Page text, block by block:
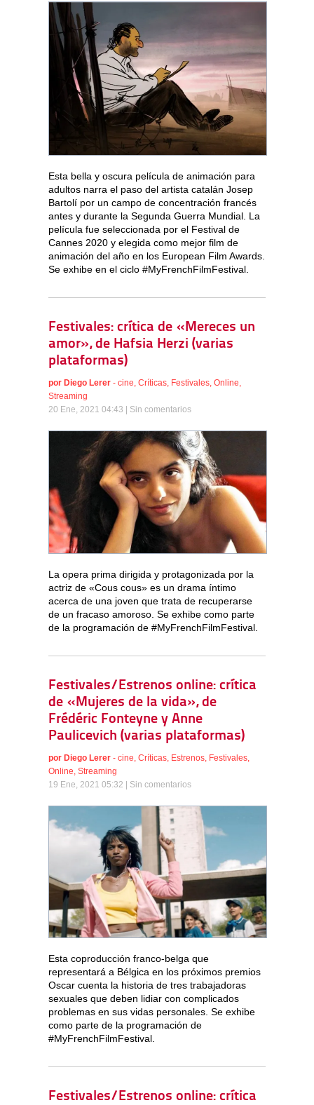
Esta bella y oscura película de animación para
adultos narra el paso del artista catalán Josep
Bartolí por un campo de concentración francés
antes y durante la Segunda Guerra Mundial. La
película fue seleccionada por el Festival de
Cannes 2020 y elegida como mejor film de
animación del año en los European Film Awards.
Se exhibe en el ciclo #MyFrenchFilmFestival.
Festivales: crítica de «Mereces un
amor», de Hafsia Herzi (varias
plataformas)
por Diego Lerer - cine Críticas Festivales Online
Streaming
20 Ene, 2021 04:43 | Sin comentarios
La opera prima dirigida y protagonizada por la
actriz de «Cous cous» es un drama íntimo
acerca de una joven que trata de recuperarse
de un fracaso amoroso. Se exhibe como parte
de la programación de #MyFrenchFilmFestival.
Festivales/Estrenos online: crítica
de «Mujeres de la vida», de
Frédéric Fonteyne y Anne
Paulicevich (varias plataformas)
por Diego Lerer - cine, Críticas, Estrenos, Festivales,
Online, Streaming
19 Ene, 2021 05:32 | Sin comentarios
Esta coproducción franco-belga que
representará a Bélgica en los próximos premios
Oscar cuenta la historia de tres trabajadoras
sexuales que deben lidiar con complicados
problemas en sus vidas personales. Se exhibe
como parte de la programación de
#MyFrenchFilmFestival.
Festivales/Estrenos online: crítica